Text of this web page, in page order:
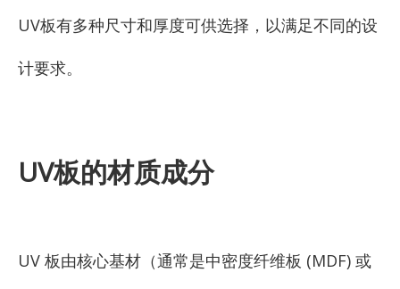
UV板有多种尺寸和厚度可供选择，以满足不同的设
计要求。
UV板的材质成分
UV 板由核心基材（通常是中密度纤维板 (MDF) 或